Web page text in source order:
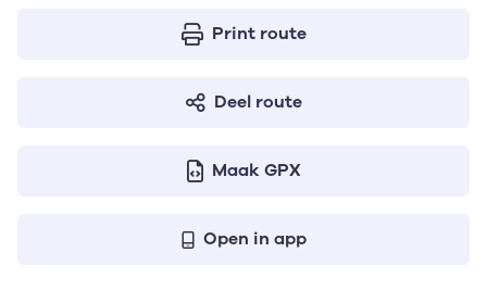
Print route
Deel route
Maak GPX
Open in app